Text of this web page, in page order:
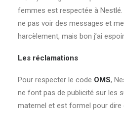
femmes est respectée à Nestlé.
ne pas voir des messages et
harcèlement, mais bon j’ai
Les réclamations
Pour respecter le code OMS,
ne font pas de publicité sur les
maternel et est formel pour dire